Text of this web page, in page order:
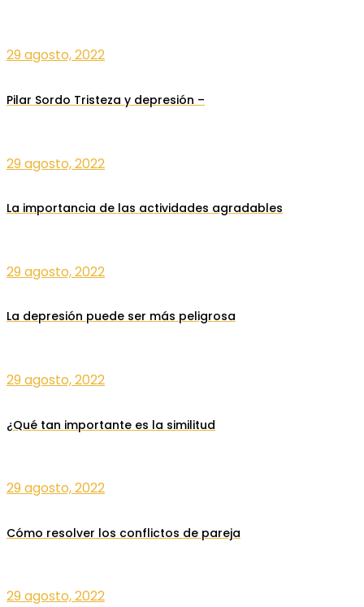
29 agosto, 2022
Pilar Sordo Tristeza y depresión –
29 agosto, 2022
La importancia de las actividades agradables
29 agosto, 2022
La depresión puede ser más peligrosa
29 agosto, 2022
¿Qué tan importante es la similitud
29 agosto, 2022
Cómo resolver los conflictos de pareja
29 agosto, 2022